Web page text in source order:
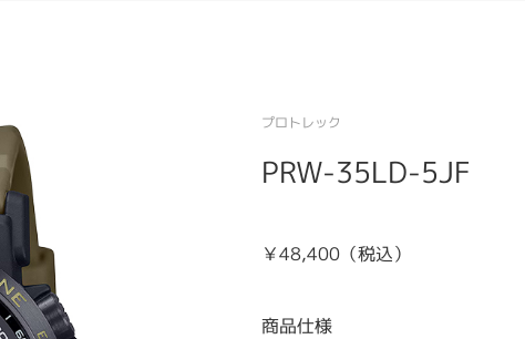
プロトレック
PRW-35LD-5JF
￥48,400（税込）
商品仕様